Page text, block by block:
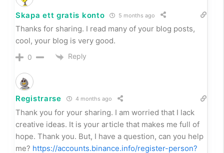
Skapa ett gratis konto 5 months ago
Thanks for sharing. I read many of your blog posts,
cool, your blog is very good.
0 Reply
Registrarse 4 months ago
Thank you for your sharing. I am worried that I lack
creative ideas. It is your article that makes me full of
hope. Thank you. But, I have a question, can you help
me? https://accounts.binance.info/register-person?